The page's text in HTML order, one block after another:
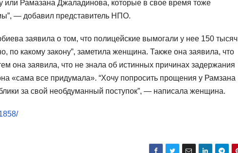
или Рамазана Джаладинова, которые в свое время тоже
— добавил представитель НПО.
заявила о том, что полицейские вымогали у нее 150 тысяч
по какому закону”, заметила женщина. Также она заявила, что
она заявила, что не знала об истинных причинах задержания
«сама все придумала». “Хочу попросить прощения у Рамзана
за свой необдуманный поступок”, — написала женщина.